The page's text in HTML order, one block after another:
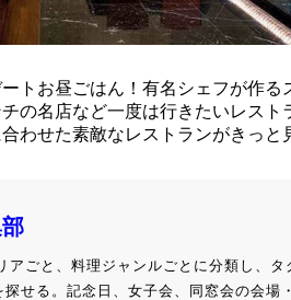
トお昼ごはん！有名シェフが作る
の名店など一度は行きたいレスト
わせた素敵なレストランがきっと
ごと、料理ジャンルごとに分類し、タ
せる。記念日、女子会、同窓会の会場